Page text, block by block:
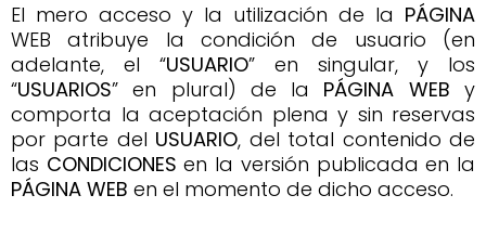
El mero acceso y la utilización de la PÁGINA
WEB atribuye la condición de usuario (en
adelante, el “USUARIO” en singular, y los
“USUARIOS” en plural) de la PÁGINA WEB y
comporta la aceptación plena y sin reservas
por parte del USUARIO, del total contenido de
las CONDICIONES en la versión publicada en la
PÁGINA WEB en el momento de dicho acceso.